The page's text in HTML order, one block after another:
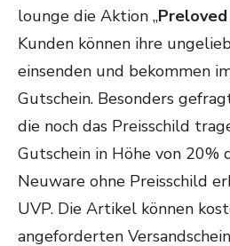
lounge die Aktion „Preloved
Kunden können ihre
einsenden und bekommen
Gutschein. Besonders
die noch das Preisschild
Gutschein in Höhe von 20%
Neuware ohne Preisschild
UVP. Die Artikel können
angeforderten